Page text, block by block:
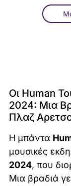
Οι Human
2024: Μια
Πλαζ
Η μπάντα
μουσικές
2024, που
Μια βραδιά